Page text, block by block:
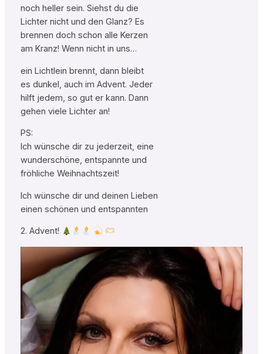
noch heller sein. Siehst du die
Lichter nicht und den Glanz? Es
brennen doch schon alle Kerzen
am Kranz! Wenn nicht in uns…
ein Lichtlein brennt, dann bleibt
es dunkel, auch im Advent. Jeder
hilft jedem, so gut er kann. Dann
gehen viele Lichter an!
PS:
Ich wünsche dir zu jederzeit, eine
wunderschöne, entspannte und
fröhliche Weihnachtszeit!
Ich wünsche dir und deinen Lieben
einen schönen und entspannten
2. Advent!